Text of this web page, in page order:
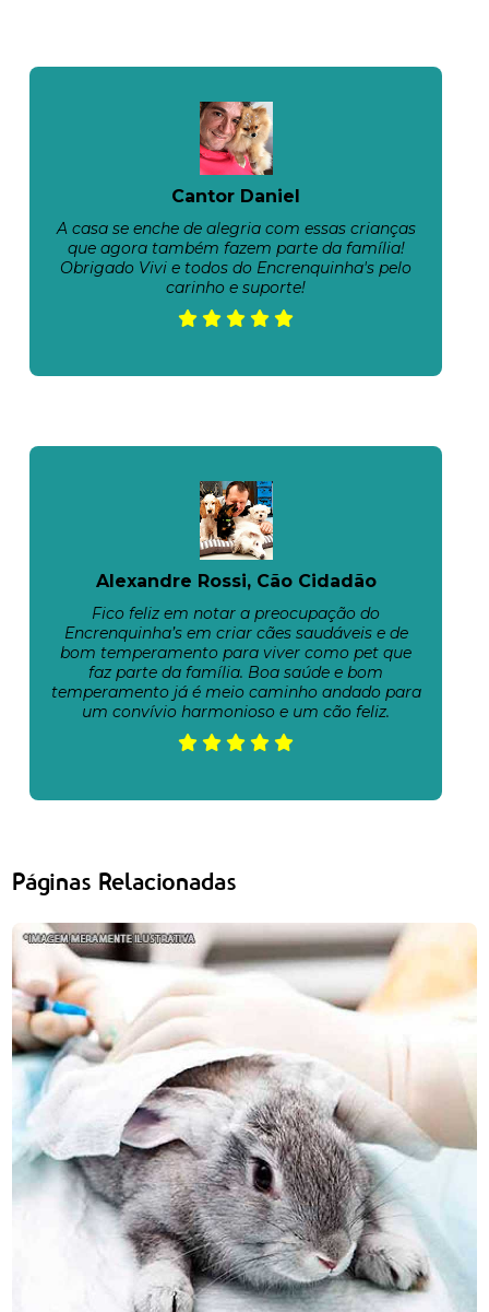
Cantor Daniel
A casa se enche de alegria com essas crianças
que agora também fazem parte da família!
Obrigado Vivi e todos do Encrenquinha's pelo
carinho e suporte!
Alexandre Rossi, Cão Cidadão
Fico feliz em notar a preocupação do
Encrenquinha’s em criar cães saudáveis e de
bom temperamento para viver como pet que
faz parte da família. Boa saúde e bom
temperamento já é meio caminho andado para
um convívio harmonioso e um cão feliz.
Páginas Relacionadas